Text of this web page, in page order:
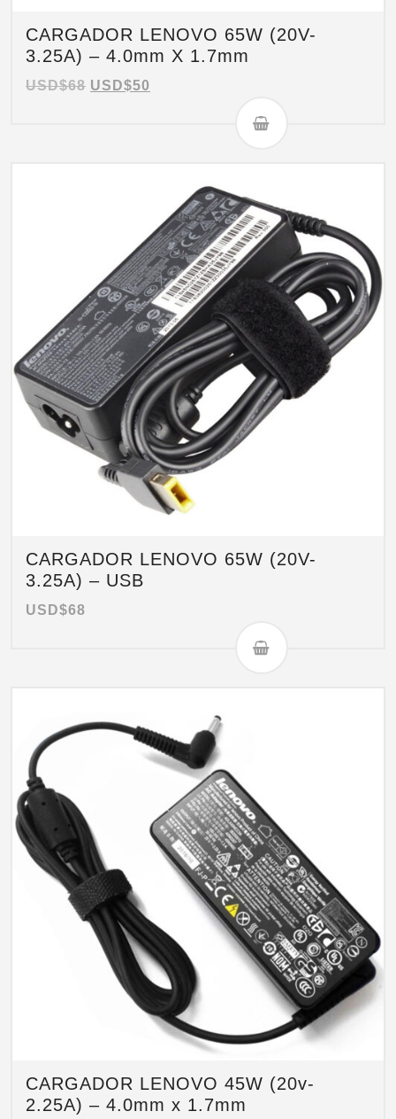
CARGADOR LENOVO 65W (20V-
3.25A) – 4.0mm X 1.7mm
USD$68 USD$50
CARGADOR LENOVO 65W (20V-
3.25A) – USB
USD$68
CARGADOR LENOVO 45W (20v-
2.25A) – 4.0mm x 1.7mm